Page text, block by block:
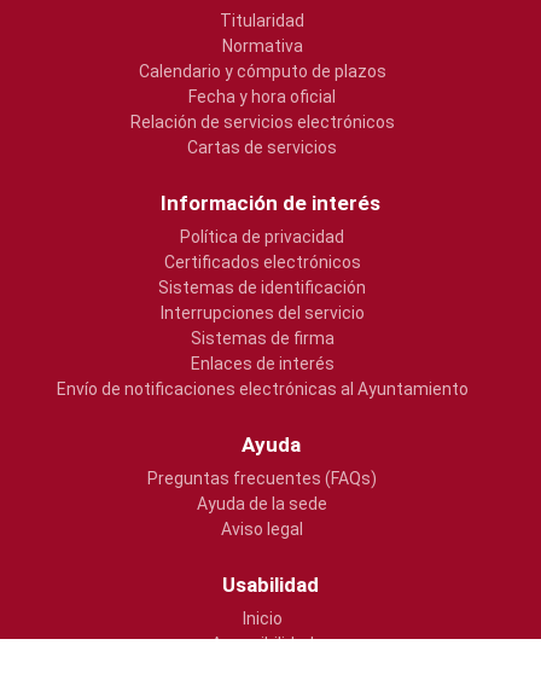
Titularidad
Normativa
Calendario y cómputo de plazos
Fecha y hora oficial
Relación de servicios electrónicos
Cartas de servicios
Información de interés
Política de privacidad
Certificados electrónicos
Sistemas de identificación
Interrupciones del servicio
Sistemas de firma
Enlaces de interés
Envío de notificaciones electrónicas al Ayuntamiento
Ayuda
Preguntas frecuentes (FAQs)
Ayuda de la sede
Aviso legal
Usabilidad
Inicio
Accesibilidad